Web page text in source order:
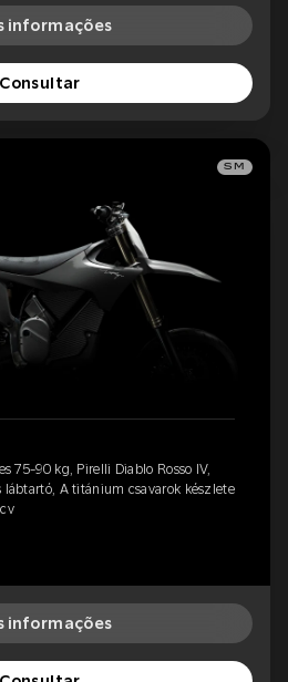
informações
Consultar
SM
75-90 kg, Pirelli Diablo Rosso IV,
lábtartó, A titánium csavarok készlete
informações